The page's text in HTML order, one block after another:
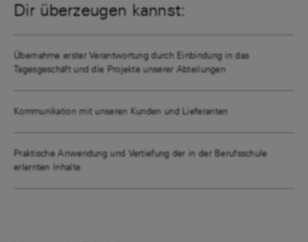
Dir überzeugen kannst:
Übernahme erster Verantwortung durch Einbindung in das
Tagesgeschäft und die Projekte unserer Abteilungen
Kommunikation mit unseren Kunden und Lieferanten
Praktische Anwendung und Vertiefung der in der Berufsschule
erlernten Inhalte